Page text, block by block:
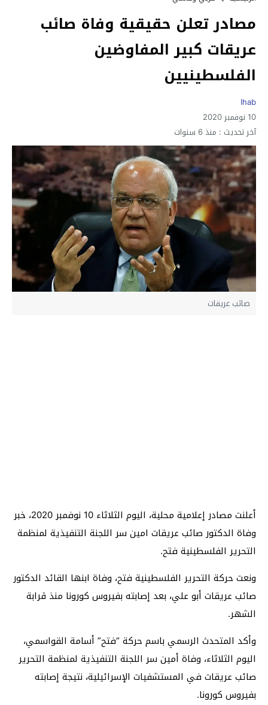
مصادر تعلن حقيقية وفاة صائب
عريقات كبير المفاوضين
الفلسطينيين
Ihab
10 نوفمبر 2020
آخر تحديث : منذ 6 سنوات
صائب عريقات
أعلنت مصادر إعلامية محلية، اليوم الثلاثاء 10 نوفمبر 2020، خبر
وفاة الدكتور صائب عريقات امين سر اللجنة التنفيذية لمنظمة
التحرير الفلسطينية فتح.
ونعت حركة التحرير الفلسطينية فتح، وفاة ابنها القائد الدكتور
صائب عريقات أبو علي، بعد إصابته بفيروس كورونا منذ قرابة
الشهر.
وأكد المتحدث الرسمي باسم حركة “فتح” أسامة القواسمي،
اليوم الثلاثاء، وفاة أمين سر اللجنة التنفيذية لمنظمة التحرير
صائب عريقات في المستشفيات الإسرائيلية، نتيجة إصابته
بفيروس كورونا.